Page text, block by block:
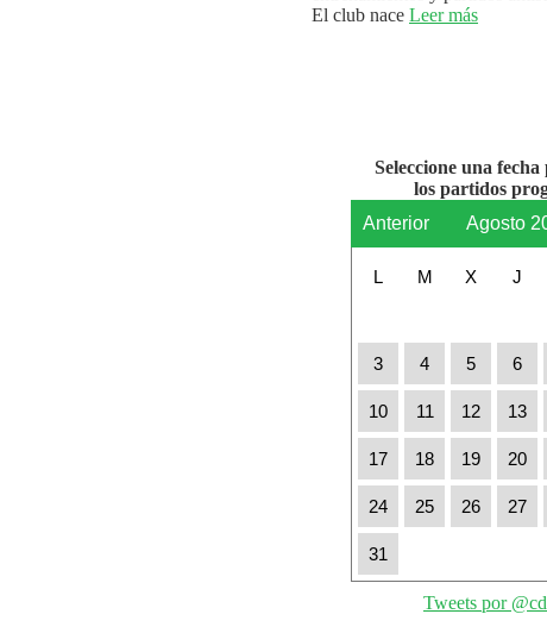
El club nace Leer más
Seleccione una
los partidos
Anterior
Agosto
L M X J
3 4 5 6
10 11 12 13
17 18 19 20
24 25 26 27
31
Tweets por